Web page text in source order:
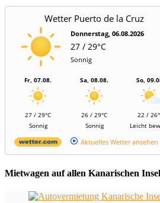
Wetter Puerto de la Cruz
Donnerstag, 06.08.2026
27 / 29°C
Sonnig
Fr, 07.08.
27 / 29°C
Sonnig
Sa, 08.08.
26 / 29°C
Sonnig
So,
22 /
Leicht
Aktuelles Wetter ansehen
Mietwagen auf allen Kanarischen